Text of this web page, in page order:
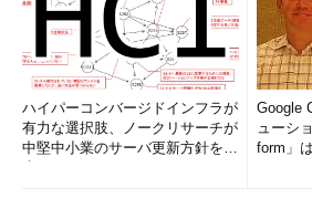
ハイパーコンバージドインフラが
有力な選択肢、ノークリサーチが
中堅中小業のサーバ更新方針を調
Google
ューシ
form」